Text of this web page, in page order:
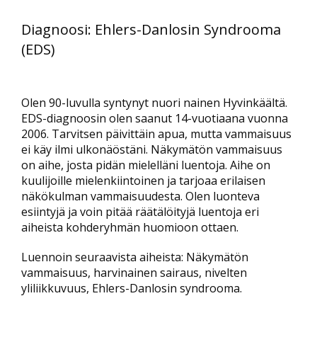
Diagnoosi: Ehlers-Danlosin Syndrooma
(EDS)
Olen 90-luvulla syntynyt nuori nainen Hyvinkäältä.
EDS-diagnoosin olen saanut 14-vuotiaana vuonna
2006. Tarvitsen päivittäin apua, mutta vammaisuus
ei käy ilmi ulkonäöstäni. Näkymätön vammaisuus
on aihe, josta pidän mielelläni luentoja. Aihe on
kuulijoille mielenkiintoinen ja tarjoaa erilaisen
näkökulman vammaisuudesta. Olen luonteva
esiintyjä ja voin pitää räätälöityjä luentoja eri
aiheista kohderyhmän huomioon ottaen.
Luennoin seuraavista aiheista: Näkymätön
vammaisuus, harvinainen sairaus, nivelten
yliliikkuvuus, Ehlers-Danlosin syndrooma.